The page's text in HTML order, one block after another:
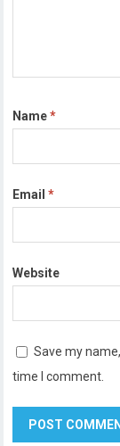
Name*
Email*
Website
Save my
time I comment.